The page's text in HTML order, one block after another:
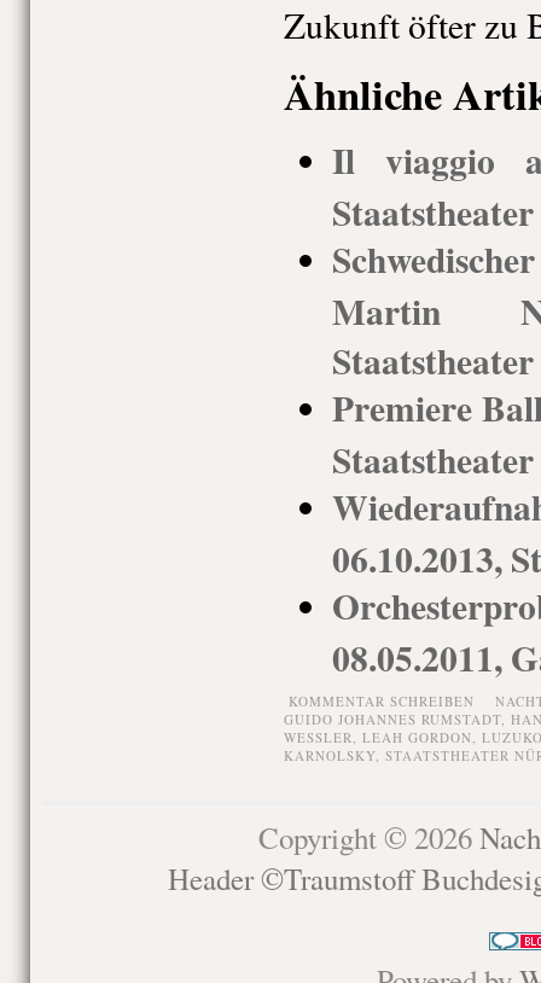
Zukunft öfter zu
Ähnliche
Il viaggio a
Martin
Premiere
06.10.2013,
08.05.2011,
KOMMENTAR SCHREIBEN
GUIDO JOHANNES RUMSTADT,
WESSLER , LEAH GORDON,
KARNOLSKY, STAATSTHEATER
Copyright © 2026
Header ©Traumstoff